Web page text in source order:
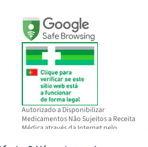
Autorizado a Disponibilizar
Medicamentos Não Sujeitos a Receita
Médica através da Internet pelo